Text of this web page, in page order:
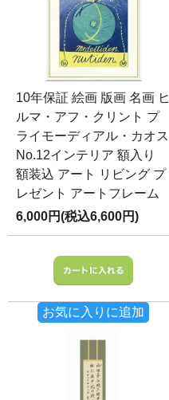
10年保証 絵画 版画 名画 ヒ
ルマ・アフ・クリント プ
ライモーディアル・カオス
No.12インテリア 額入り
額装込 アート リビング プ
レゼント アートフレーム
6,000円(税込6,600円)
お気に入りに追加